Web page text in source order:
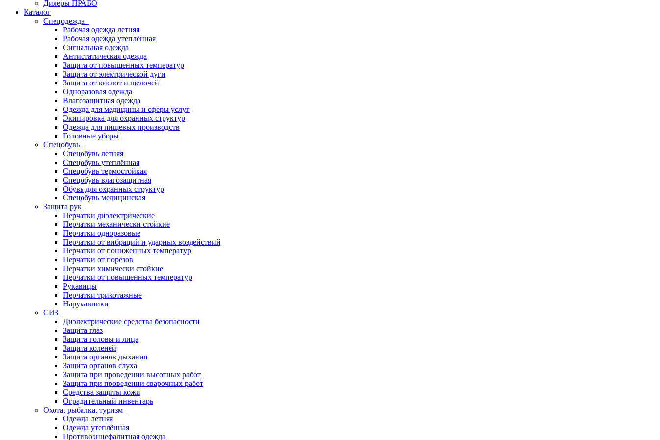
Дилеры ПРАБО
Каталог
Спецодежда
Рабочая одежда летняя
Рабочая одежда утеплённая
Сигнальная одежда
Антистатическая одежда
Защита от повышенных температур
Защита от электрической дуги
Защита от кислот и щелочей
Одноразовая одежда
Влагозащитная одежда
Одежда для медицины и сферы услуг
Экипировка для охранных структур
Одежда для пищевых производств
Головные уборы
Спецобувь
Спецобувь летняя
Спецобувь утеплённая
Спецобувь термостойкая
Спецобувь влагозащитная
Обувь для охранных структур
Спецобувь медицинская
Защита рук
Перчатки диэлектрические
Перчатки механически стойкие
Перчатки одноразовые
Перчатки от вибраций и ударных воздействий
Перчатки от пониженных температур
Перчатки от порезов
Перчатки химически стойкие
Перчатки от повышенных температур
Рукавицы
Перчатки трикотажные
Нарукавники
СИЗ
Диэлектрические средства безопасности
Защита глаз
Защита головы и лица
Защита коленей
Защита органов дыхания
Защита органов слуха
Защита при проведении высотных работ
Защита при проведении сварочных работ
Средства защиты кожи
Оградительный инвентарь
Охота, рыбалка, туризм
Одежда летняя
Одежда утеплённая
Противоэнцефалитная одежда